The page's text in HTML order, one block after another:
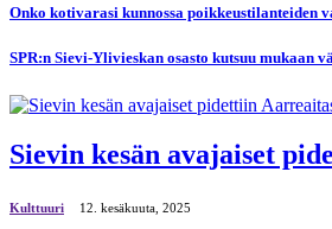
Onko kotivarasi kunnossa poikkeustilanteiden
SPR:n Sievi-Ylivieskan osasto kutsuu mukaan
Sievin kesän avajaiset
Kulttuuri 12. kesäkuuta, 2025